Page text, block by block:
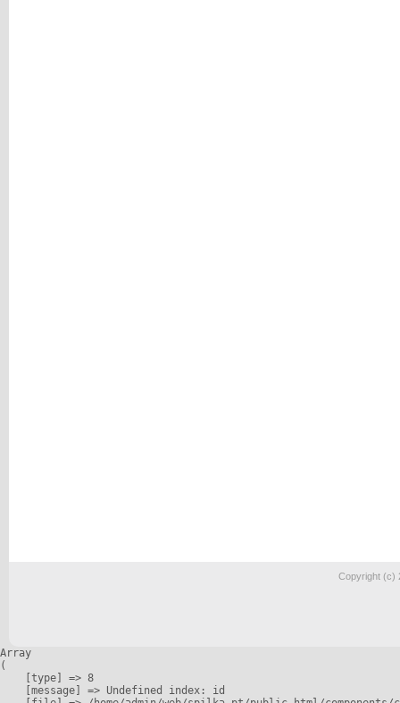
Copyright (c)
Array
(
    [type] => 8
    [message] => Undefined index: id